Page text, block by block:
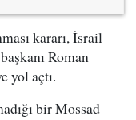
kararı, İsrail
Roman
yol açtı.
bir Mossad